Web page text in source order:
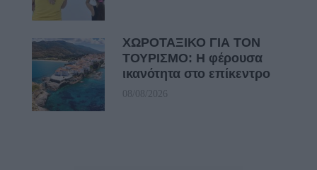
ΧΩΡΟΤΑΞΙΚΟ ΓΙΑ ΤΟΝ
ΤΟΥΡΙΣΜΟ: Η φέρουσα
ικανότητα στο επίκεντρο
08/08/2026